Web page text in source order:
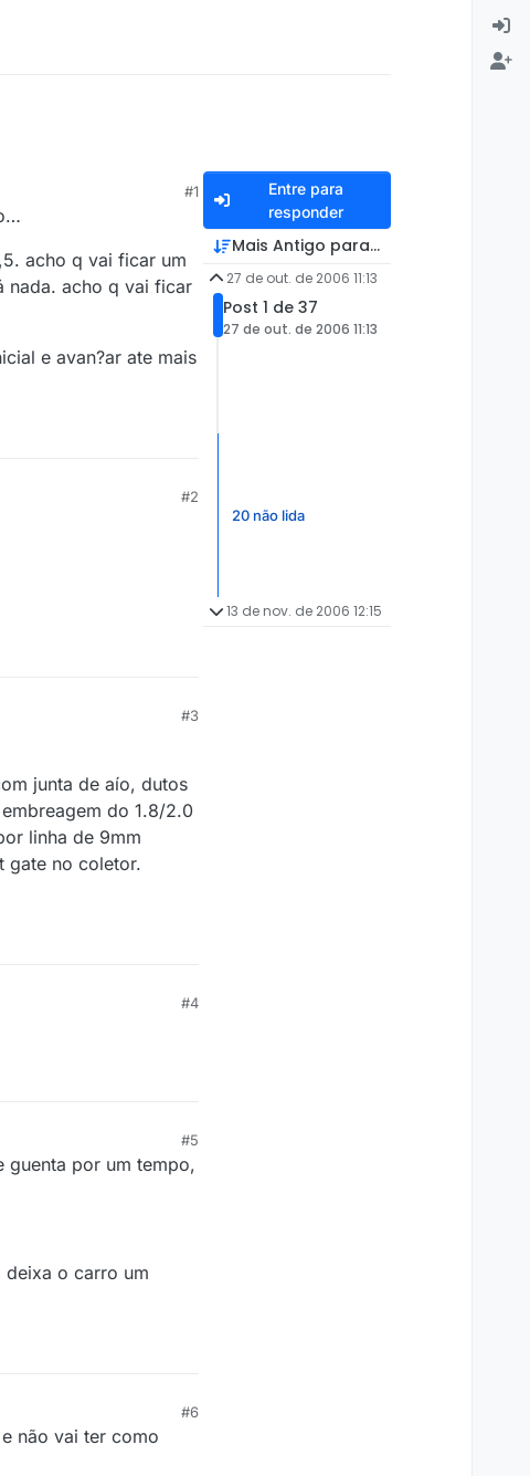
#1
acho q vai ficar um
nada. acho q vai ficar
e avan?ar ate mais
#2
#3
junta de aío, dutos
do 1.8/2.0
linha de 9mm
gate no coletor.
#4
#5
guenta por um tempo,
o carro um
#6
não vai ter como
Entre para
responder
Mais Antigo para Mais Recente
27 de out. de 2006 11:13
Post 1 de 37
27 de out. de 2006 11:13
20 não lida
13 de nov. de 2006 12:15